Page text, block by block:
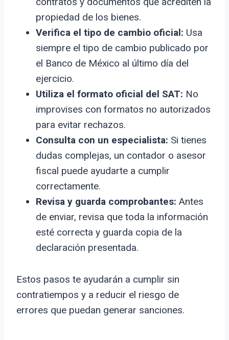
propiedad de los bienes.
Verifica el tipo de cambio oficial: Usa
siempre el tipo de cambio publicado por
el Banco de México al último día del
ejercicio.
Utiliza el formato oficial del SAT: No
improvises con formatos no autorizados
para evitar rechazos.
Consulta con un especialista: Si tienes
dudas complejas, un contador o asesor
fiscal puede ayudarte a cumplir
correctamente.
Revisa y guarda comprobantes: Antes
de enviar, revisa que toda la información
esté correcta y guarda copia de la
declaración presentada.
Estos pasos te ayudarán a cumplir sin
contratiempos y a reducir el riesgo de
errores que puedan generar sanciones.